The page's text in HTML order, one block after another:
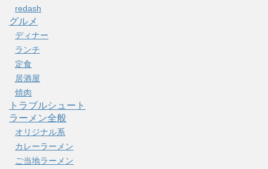
redash
グルメ
ディナー
ランチ
定食
居酒屋
焼肉
トラブルシュート
ラーメン全般
オリジナル系
カレーラーメン
ご当地ラーメン